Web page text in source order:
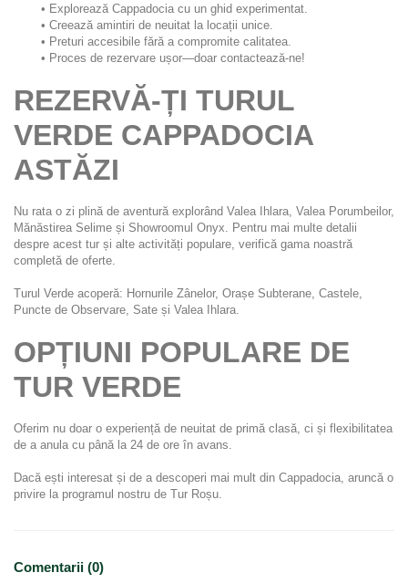
Explorează Cappadocia cu un ghid experimentat.
Creează amintiri de neuitat la locații unice.
Preturi accesibile fără a compromite calitatea.
Proces de rezervare ușor—doar contactează-ne!
REZERVĂ-ȚI TURUL
VERDE CAPPADOCIA
ASTĂZI
Nu rata o zi plină de aventură explorând Valea Ihlara, Valea Porumbeilor,
Mănăstirea Selime și Showroomul Onyx. Pentru mai multe detalii
despre acest tur și alte activități populare, verifică gama noastră
completă de oferte.
Turul Verde acoperă: Hornurile Zânelor, Orașe Subterane, Castele,
Puncte de Observare, Sate și Valea Ihlara.
OPȚIUNI POPULARE DE
TUR VERDE
Oferim nu doar o experiență de neuitat de primă clasă, ci și flexibilitatea
de a anula cu până la 24 de ore în avans.
Dacă ești interesat și de a descoperi mai mult din Cappadocia, aruncă o
privire la programul nostru de Tur Roșu.
Comentarii (0)